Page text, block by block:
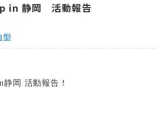
in 静岡 活動報告
型